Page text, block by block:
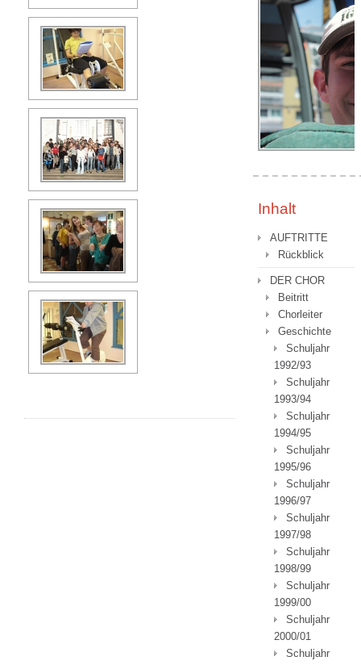
Inhalt
AUFTRITTE
Rückblick
DER CHOR
Beitritt
Chorleiter
Geschichte
Schuljahr
1992/93
Schuljahr
1993/94
Schuljahr
1994/95
Schuljahr
1995/96
Schuljahr
1996/97
Schuljahr
1997/98
Schuljahr
1998/99
Schuljahr
1999/00
Schuljahr
2000/01
Schuljahr